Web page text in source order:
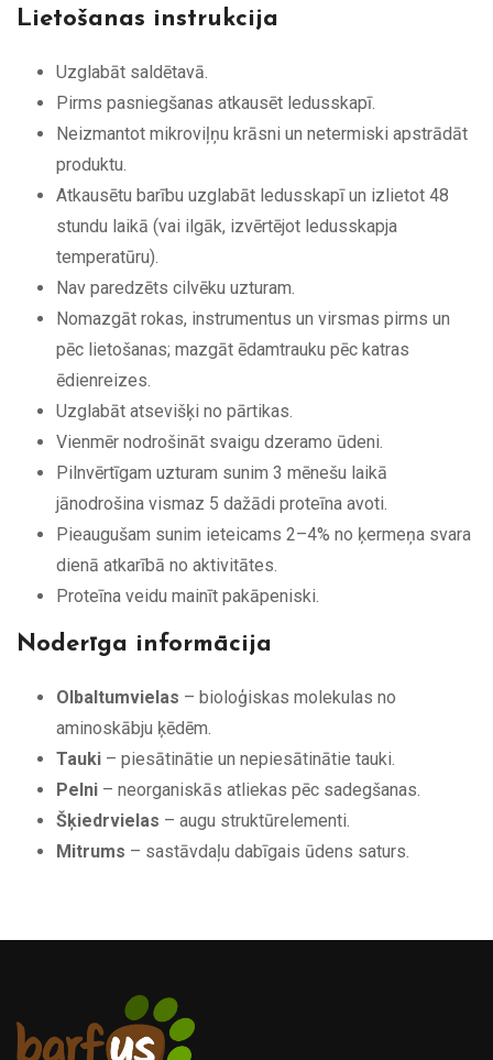
Lietošanas instrukcija
Uzglabāt saldētavā.
Pirms pasniegšanas atkausēt ledusskapī.
Neizmantot mikroviļņu krāsni un netermiski apstrādāt
produktu.
Atkausētu barību uzglabāt ledusskapī un izlietot 48
stundu laikā (vai ilgāk, izvērtējot ledusskapja
temperatūru).
Nav paredzēts cilvēku uzturam.
Nomazgāt rokas, instrumentus un virsmas pirms un
pēc lietošanas; mazgāt ēdamtrauku pēc katras
ēdienreizes.
Uzglabāt atsevišķi no pārtikas.
Vienmēr nodrošināt svaigu dzeramo ūdeni.
Pilnvērtīgam uzturam sunim 3 mēnešu laikā
jānodrošina vismaz 5 dažādi proteīna avoti.
Pieaugušam sunim ieteicams 2–4% no ķermeņa svara
dienā atkarībā no aktivitātes.
Proteīna veidu mainīt pakāpeniski.
Noderīga informācija
Olbaltumvielas – bioloģiskas molekulas no
aminoskābju ķēdēm.
Tauki – piesātinātie un nepiesātinātie tauki.
Pelni – neorganiskās atliekas pēc sadegšanas.
Šķiedrvielas – augu struktūrelementi.
Mitrums – sastāvdaļu dabīgais ūdens saturs.